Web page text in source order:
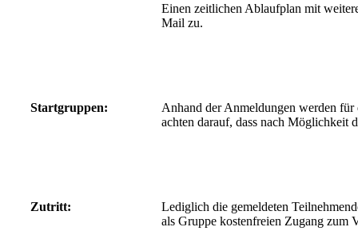
Einen zeitlichen Ablaufplan mit
Mail zu.
Startgruppen:
Anhand der Anmeldungen werden
achten darauf, dass nach Möglichkeit
Zutritt:
Lediglich die gemeldeten
als Gruppe kostenfreien Zugang zum